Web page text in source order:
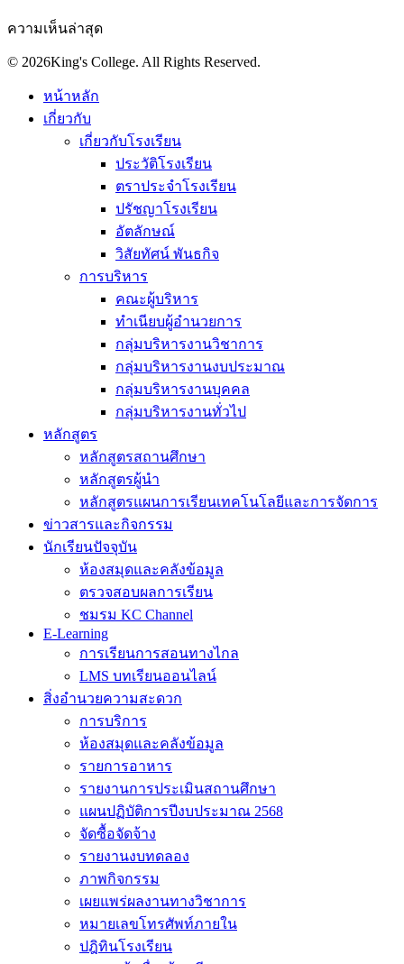
ความเห็นล่าสุด
© 2026King's College. All Rights Reserved.
หน้าหลัก
เกี่ยวกับ
เกี่ยวกับโรงเรียน
ประวัติโรงเรียน
ตราประจำโรงเรียน
ปรัชญาโรงเรียน
อัตลักษณ์
วิสัยทัศน์ พันธกิจ
การบริหาร
คณะผู้บริหาร
ทำเนียบผู้อำนวยการ
กลุ่มบริหารงานวิชาการ
กลุ่มบริหารงานงบประมาณ
กลุ่มบริหารงานบุคคล
กลุ่มบริหารงานทั่วไป
หลักสูตร
หลักสูตรสถานศึกษา
หลักสูตรผู้นำ
หลักสูตรแผนการเรียนเทคโนโลยีและการจัดการ
ข่าวสารและกิจกรรม
นักเรียนปัจจุบัน
ห้องสมุดและคลังข้อมูล
ตรวจสอบผลการเรียน
ชมรม KC Channel
E-Learning
การเรียนการสอนทางไกล
LMS บทเรียนออนไลน์
สิ่งอำนวยความสะดวก
การบริการ
ห้องสมุดและคลังข้อมูล
รายการอาหาร
รายงานการประเมินสถานศึกษา
แผนปฏิบัติการปีงบประมาณ 2568
จัดซื้อจัดจ้าง
รายงานงบทดลอง
ภาพกิจกรรม
เผยแพร่ผลงานทางวิชาการ
หมายเลขโทรศัพท์ภายใน
ปฎิทินโรงเรียน